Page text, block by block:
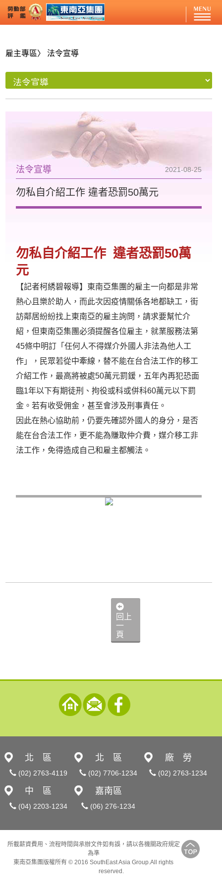
雇主專區〉 法令宣導
2021-08-25
法令宣導
勿私自介紹工作 違者恐罰50萬元
勿私自介紹工作 違者恐罰50萬
元
【記者柯綉碧報導】東南亞集團的雇主一向都是非常
熱心且樂於助人，而此次因疫情關係各地都缺工，街
訪鄰居紛紛找上東南亞的雇主詢問，請求要幫忙介
紹，但東南亞集團必須提醒各位雇主，就業服務法第
45條中明訂「任何人不得媒介外國人非法為他人工
作」，民眾若從中牽線，替不能在台合法工作的移工
介紹工作，最高將被處50萬元罰鍰，五年內再犯恐面
臨1年以下有期徒刑、拘役或科或併科60萬元以下罰
金。若有收受佣金，甚至會涉及刑事責任。
因此在熱心協助前，仍要先確認外國人的身分，是否
能在台合法工作，更不能為賺取仲介費，媒介移工非
法工作，免得造成自己和雇主都觸法。
回上
一
頁
北 區
(02) 2763-4119
北 區
(02) 7706-1234
廠 勞
(02) 2763-1234
中 區
(04) 2203-1234
嘉南區
(06) 276-1234
所載薪資費用、流程時間與承辦文件如有誤，請以各機關政府規定
為準
東南亞集團版權所有 © 2016 SouthEast Asia Group.All rights
reserved.